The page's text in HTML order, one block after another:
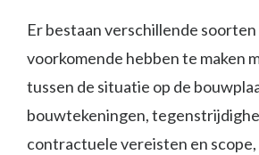
Er bestaan verschillende
voorkomende hebben te maken
tussen de situatie op de
bouwtekeningen,
contractuele vereisten en scope,